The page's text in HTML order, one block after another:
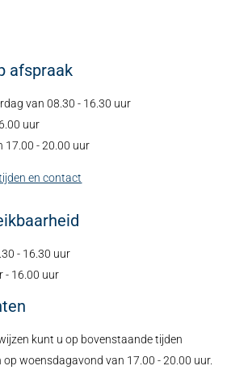
afspraak
van 08.30 - 16.30 uur
uur
17.00 - 20.00 uur
en contact
- 16.30 uur
- 16.00 uur
kunt u op bovenstaande tijden
woensdagavond van 17.00 - 20.00 uur.